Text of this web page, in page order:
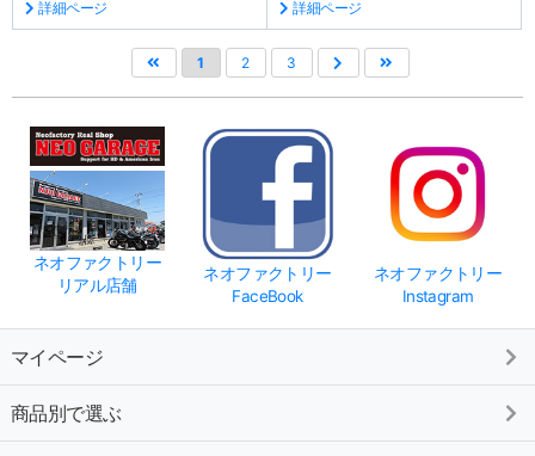
詳細ページ
詳細ページ
1 2 3
ネオファクトリー
リアル店舗
ネオファクトリー
FaceBook
ネオファクトリー
Instagram
マイページ
商品別で選ぶ